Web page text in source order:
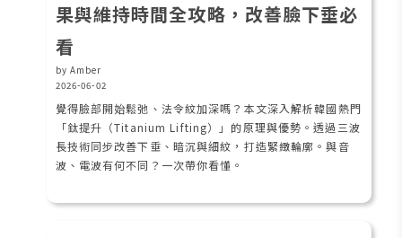
果與維持時間全攻略，改善臉下垂必
看
by Amber
2026-06-02
覺得臉部開始鬆弛、法令紋加深嗎？本文深入解析韓國熱門
「鈦提升（Titanium Lifting）」的原理與優勢。透過三波
長技術同步改善下垂、暗沉與細紋，打造緊緻輪廓。與音
波、電波有何不同？一次帶你看懂。